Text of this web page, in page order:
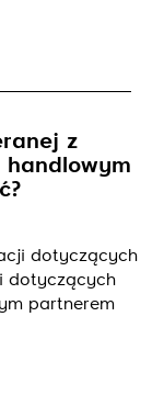
z
handlowym
dotyczących
dotyczących
partnerem